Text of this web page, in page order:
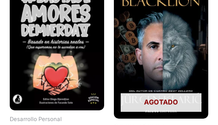
Desarrollo Personal
AGOTADO